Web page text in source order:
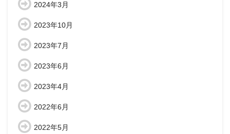
2024年3月
2023年10月
2023年7月
2023年6月
2023年4月
2022年6月
2022年5月